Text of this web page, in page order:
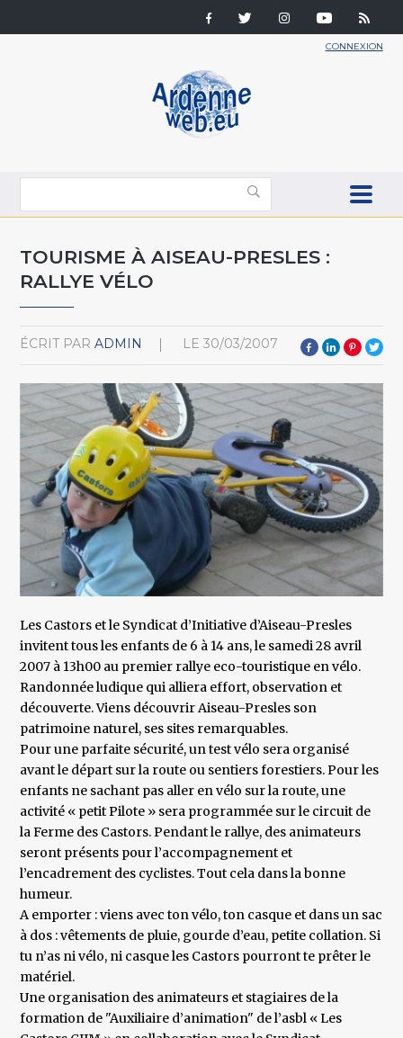
CONNEXION
TOURISME À AISEAU-PRESLES :
RALLYE VÉLO
ÉCRIT PAR ADMIN LE 30/03/2007
Les Castors et le Syndicat d’Initiative d’Aiseau-Presles
invitent tous les enfants de 6 à 14 ans, le samedi 28 avril
2007 à 13h00 au premier rallye eco-touristique en vélo.
Randonnée ludique qui alliera effort, observation et
découverte. Viens découvrir Aiseau-Presles son
patrimoine naturel, ses sites remarquables.
Pour une parfaite sécurité, un test vélo sera organisé
avant le départ sur la route ou sentiers forestiers. Pour les
enfants ne sachant pas aller en vélo sur la route, une
activité « petit Pilote » sera programmée sur le circuit de
la Ferme des Castors. Pendant le rallye, des animateurs
seront présents pour l’accompagnement et
l’encadrement des cyclistes. Tout cela dans la bonne
humeur.
A emporter : viens avec ton vélo, ton casque et dans un sac
à dos : vêtements de pluie, gourde d’eau, petite collation. Si
tu n’as ni vélo, ni casque les Castors pourront te prêter le
matériel.
Une organisation des animateurs et stagiaires de la
formation de "Auxiliaire d’animation" de l’asbl « Les